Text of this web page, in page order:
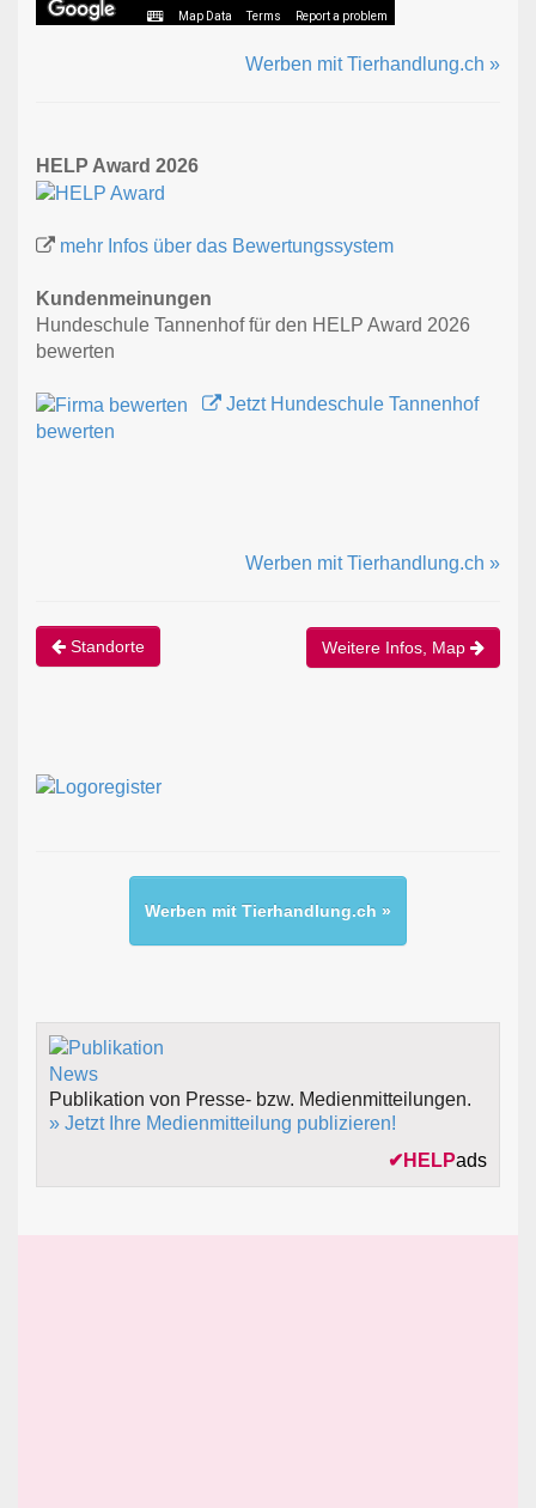
Map Data Terms Report a problem
Werben mit Tierhandlung.ch »
HELP Award 2026
mehr Infos über das Bewertungssystem
Kundenmeinungen
Hundeschule Tannenhof für den HELP Award 2026
bewerten
Jetzt Hundeschule Tannenhof
bewerten
Werben mit Tierhandlung.ch »
Standorte Weitere Infos, Map
Werben mit Tierhandlung.ch »
Publikation von Presse- bzw. Medienmitteilungen.
» Jetzt Ihre Medienmitteilung publizieren!
✔ HELPads